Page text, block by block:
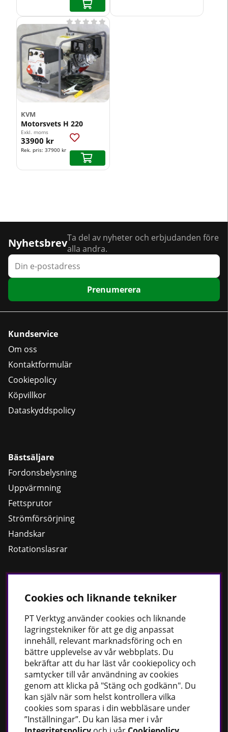
KVM
Motorsvets H 220
    
Exkl. moms
33900 kr
Rek. pris: 37900 kr
NyhetsbrevTa del av nyheter och erbjudanden före
alla andra.
Prenumerera
Kundservice
Om oss
Kontaktformulär
Cookiepolicy
Köpvillkor
Dataskyddspolicy
Bästsäljare
Fordonsbelysning
Uppvärmning
Fettsprutor
Strömförsörjning
Handskar
Rotationslasrar
Håll dig uppdaterad
Guider
Facebook
Instagram
PT Verktyg AB
Stationsvägen 30
541 77 Skövde
Cookies och liknande tekniker
PTVerktyg använder cookies och liknande
lagringstekniker för att ge dig anpassat
innehåll, relevant marknadsföring och en
bättre upplevelse av vår webbplats. Du
bekräftar att du har läst vår cookiepolicy och
samtycker till vår användning av cookies
genom att klicka på "Stäng och godkänn". Du
kan själv när som helst kontrollera vilka
cookies som sparas i din webbläsare under
”Inställningar”. Du kan läsa mer i vår